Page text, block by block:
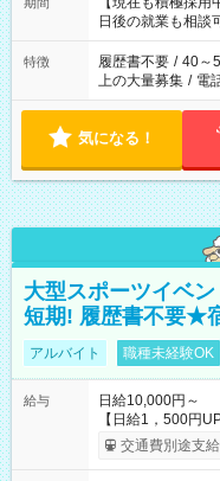
の方へ 今ご覧のお
の勤務時間。 合
日後の就業も相談
特徴 履歴書不要 / 40～
上の大量募集 / 電
気になる！
大型スポーツイベ
短期! 履歴書不要★
アルバイト 職種未経験OK
給与
日給10,000円～
【日給1，500円
ると 期間中(9/
り稼げ
交通費別途支